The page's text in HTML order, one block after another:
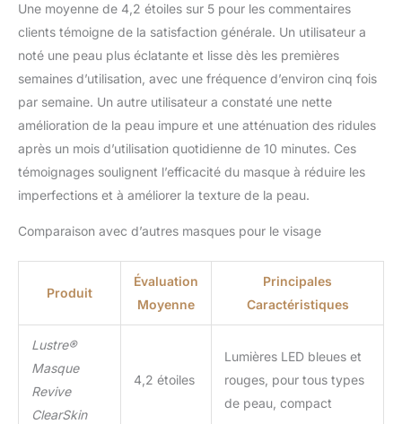
Une moyenne de 4,2 étoiles sur 5 pour les commentaires
clients témoigne de la satisfaction générale. Un utilisateur a
noté une peau plus éclatante et lisse dès les premières
semaines d’utilisation, avec une fréquence d’environ cinq fois
par semaine. Un autre utilisateur a constaté une nette
amélioration de la peau impure et une atténuation des ridules
après un mois d’utilisation quotidienne de 10 minutes. Ces
témoignages soulignent l’efficacité du masque à réduire les
imperfections et à améliorer la texture de la peau.
Comparaison avec d’autres masques pour le visage
Produit
Évaluation
Moyenne
Principales
Caractéristiques
Lustre®
Masque
Revive
ClearSkin
4,2 étoiles
Lumières LED bleues et
rouges, pour tous types
de peau, compact